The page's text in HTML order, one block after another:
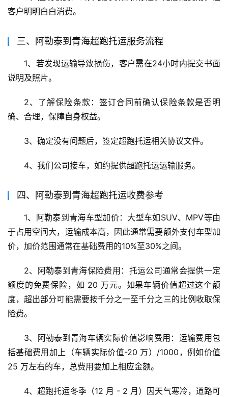
客户明明白白消费。
三、阿勒泰到青海超跑托运服务流程
1、若发现运输导致损伤，客户需在24小时内提交书面
说明及照片。
2、了解保险条款：签订合同前确认保险条款是否明
确、合理，保障自身权益。
3、确定没有问题后，签定超跑托运相关协议文件。
4、我们公司接车，如约提供超跑托运运输服务。
四、阿勒泰到青海超跑托运收费参考
1、阿勒泰到青海车型加价：大型车如SUV、MPV等由
于占用空间大，运输成本高，因此通常需要额外支付车型加
价，加价范围通常在基础费用的10%至30%之间。
2、阿勒泰到青海保险费用：托运公司通常会提供一定
额度的免费保险，如 20 万元。如果车辆价值超过这个额
度，超出部分可能需要按千分之一至千分之三的比例收取保
险费。
3、阿勒泰到青海车辆实际价值影响费用：运输费用包
括基础费用加上（车辆实际价值-20 万）/1000，例如价值
25 万左右的车，总费用要加上相应金额。
4、超跑托运冬季（12 月 - 2 月）因天气寒冷，道路可